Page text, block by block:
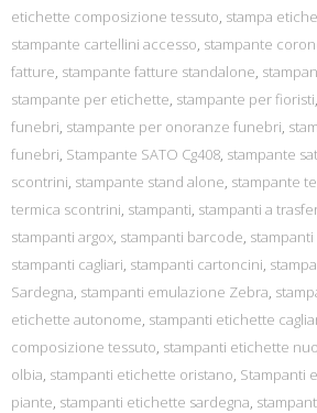
etichette composizione tessuto, stampa
stampante cartellini accesso, stampante
fatture, stampante fatture standalone,
stampante per etichette, stampante per fioristi,
funebri, stampante per onoranze funebri,
funebri, Stampante SATO Cg408, stampante
scontrini, stampante stand alone, stampante
termica scontrini, stampanti, stampanti a
stampanti argox, stampanti barcode,
stampanti cagliari, stampanti cartoncini,
Sardegna, stampanti emulazione Zebra,
etichette autonome, stampanti etichette
composizione tessuto, stampanti etichette
olbia, stampanti etichette oristano, Stampanti
piante, stampanti etichette sardegna,